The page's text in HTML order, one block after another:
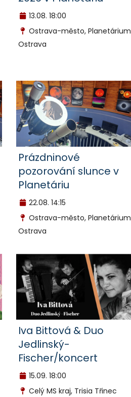
13.08. 18:00
Ostrava-město, Planetárium
Ostrava
Prázdninové
pozorování slunce v
Planetáriu
22.08. 14:15
Ostrava-město, Planetárium
Ostrava
Iva Bittová & Duo
Jedlinský-
Fischer/koncert
15.09. 18:00
Celý MS kraj, Trisia Třinec